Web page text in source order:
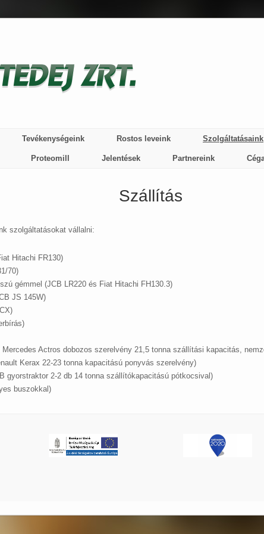
Tevékenységeink Rostos leveink Szolgáltatásaink
Proteomill Jelentések Partnereink
Szállítás
szolgáltatásokat vállalni:
Hitachi FR130)
70)
gémmel (JCB LR220 és Fiat Hitachi FH130.3)
JS 145W)
Actros dobozos szerelvény 21,5 tonna szállítási kapacitás,
Kerax 22-23 tonna kapacitású ponyvás szerelvény)
gyorstraktor 2-2 db 14 tonna szállítókapacitású pótkocsival)
buszokkal)